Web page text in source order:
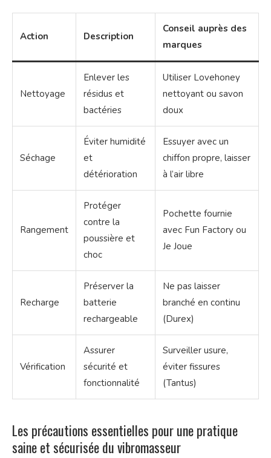
Action Description
Conseil auprès des
marques
Nettoyage
Enlever les
résidus et
bactéries
Utiliser Lovehoney
nettoyant ou savon
doux
Séchage
Éviter humidité
et
détérioration
Essuyer avec un
chiffon propre, laisser
à l’air libre
Rangement
Protéger
contre la
poussière et
choc
Pochette fournie
avec Fun Factory ou
Je Joue
Recharge
Préserver la
batterie
rechargeable
Ne pas laisser
branché en continu
(Durex)
Vérification
Assurer
sécurité et
fonctionnalité
Surveiller usure,
éviter fissures
(Tantus)
Les précautions essentielles pour une pratique
saine et sécurisée du vibromasseur